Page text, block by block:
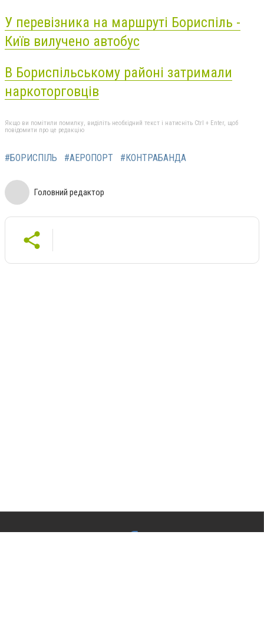
У перевізника на маршруті Бориспіль -
Київ вилучено автобус
В Бориспільському районі затримали
наркоторговців
Якщо ви помітили помилку, виділіть необхідний текст і натисніть Ctrl + Enter, щоб
повідомити про це редакцію
#БОРИСПІЛЬ #АЕРОПОРТ #КОНТРАБАНДА
Головний редактор